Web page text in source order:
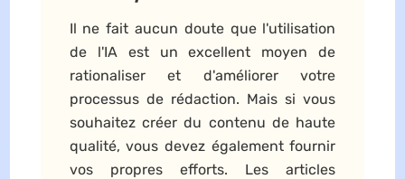
Il ne fait aucun doute que l'utilisation
de l'IA est un excellent moyen de
rationaliser et d'améliorer votre
processus de rédaction. Mais si vous
souhaitez créer du contenu de haute
qualité, vous devez également fournir
vos propres efforts. Les articles